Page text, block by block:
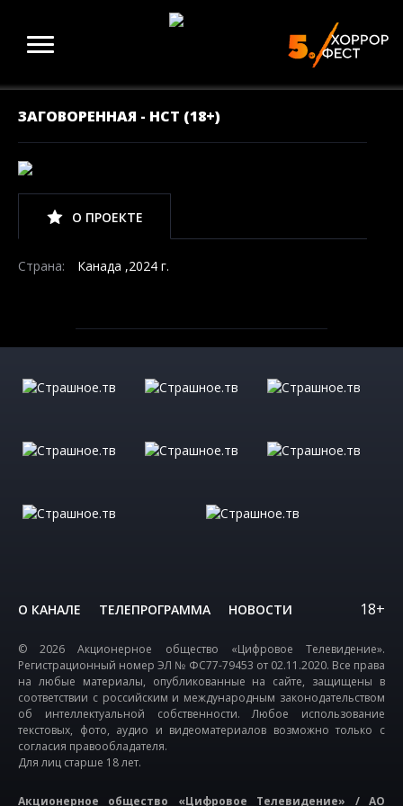
ЗАГОВОРЕННАЯ - НСТ (18+)
О ПРОЕКТЕ
Страна: Канада ,2024 г.
О КАНАЛЕ ТЕЛЕПРОГРАММА НОВОСТИ 18+
© 2026 Акционерное общество «Цифровое Телевидение».
Регистрационный номер ЭЛ № ФС77-79453 от 02.11.2020. Все права
на любые материалы, опубликованные на сайте, защищены в
соответствии с российским и международным законодательством
об интеллектуальной собственности. Любое использование
текстовых, фото, аудио и видеоматериалов возможно только с
согласия правообладателя.
Для лиц старше 18 лет.
Акционерное общество «Цифровое Телевидение» / АО